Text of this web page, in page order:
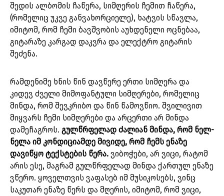
შედის ალბომის ჩაწერა, სიმღერის ჩემით ჩაწერა,
(რომელიც უკვე განვახორციელე), ხატვის სწავლა,
იმიტომ, რომ ჩემი ბავშვობის აუხდენელი ოცნებაა,
გიტარაზე კარგად დაკვრა და ელექტრო გიტარის
შეძენა.
რამდენიმე ხნის წინ დავწერე ერთი სიმღერა და
კიდევ ძველი მიმოფანტული სიმღერები, რომელიც
მინდა, რომ შევკრიბო და წინ წამოვწიო. შვილივით
მიყვარს ჩემი სიმღერები და არცერთი არ მინდა
დამეჩაგროს. გულწრფელად ძალიან მინდა, რომ ნელ-
ნელა იმ კონდიციამდე მივიდე, რომ ჩემს ენაზე
დავიწყო ტექსტების წერა. ვიბოჭები, არ ვიცი, რატომ
არის ესე, მაგრამ გულწრფელად მინდა ქართულ ენაზე
ვწერო. ყოველთვის ვაფასებ იმ მუსიკოსებს, ვინც
საკუთარ ენაზე წერს და მღერის, იმიტომ, რომ ვიცი,